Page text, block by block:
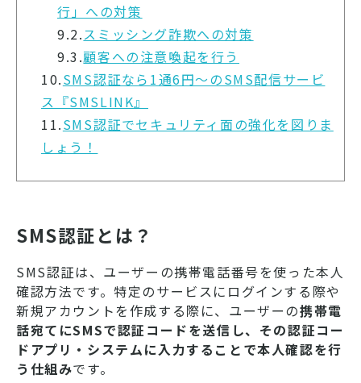
行」への対策
9.2.スミッシング詐欺への対策
9.3.顧客への注意喚起を行う
10.SMS認証なら1通6円～のSMS配信サービ
ス『SMSLINK』
11.SMS認証でセキュリティ面の強化を図りま
しょう！
SMS認証とは？
SMS認証は、ユーザーの携帯電話番号を使った本人
確認方法です。特定のサービスにログインする際や
新規アカウントを作成する際に、ユーザーの携帯電
話宛てにSMSで認証コードを送信し、その認証コー
ドアプリ・システムに入力することで本人確認を行
う仕組みです。